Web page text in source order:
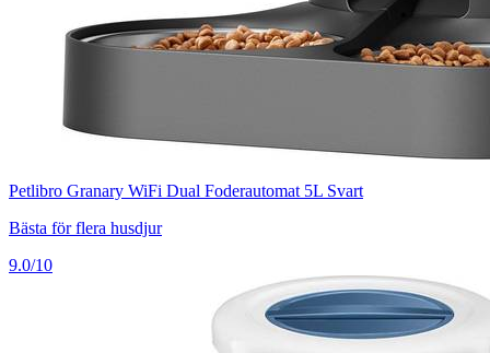
Petlibro Granary WiFi Dual Foderautomat 5L Svart
Bästa för flera husdjur
9.0/10